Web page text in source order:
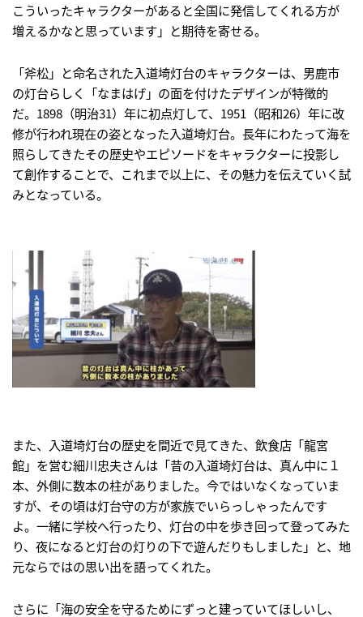
こういったキャラクターがあると全国に発信してくれる方が
増えるかなと思っています」と期待を寄せる。
「斧松」と命名された入道埼灯台のキャラクターは、男鹿市
の灯台らしく「なまはげ」の面を付けたデザインが特徴的
だ。1898（明治31）年に初点灯して、1951（昭和26）年に改
修が行われ現在の姿となった入道埼灯台。長年にわたって海を
照らしてきたその歴史やエピソードをキャラクターに投影し
て創作することで、これまで以上に、その魅力を伝えていく試
みとなっている。
また、入道埼灯台の歴史を間近で見てきた、飲食店「龍宮
館」を営む細川忠夫さんは「昔の入道埼灯台は、真ん中に１
本、外側に数本の柱がありました。今ではいなくなっていま
すが、その頃は灯台守の方が家族でいらっしゃったんです
よ。一緒に学校へ行ったり、灯台の中を歩き回って登ってみた
り、夜になると灯台の灯りの下で遊んだりもしました」と、地
元ならではの思い出を語ってくれた。
さらに「海の安全を守るためにずっと建っていてほしいし、